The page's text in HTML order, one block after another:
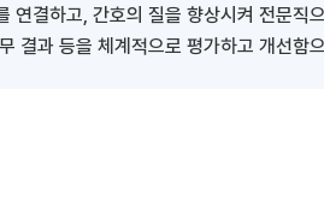
연결하고, 간호의 질을 향상시켜 전문직
결과 등을 체계적으로 평가하고 개선함